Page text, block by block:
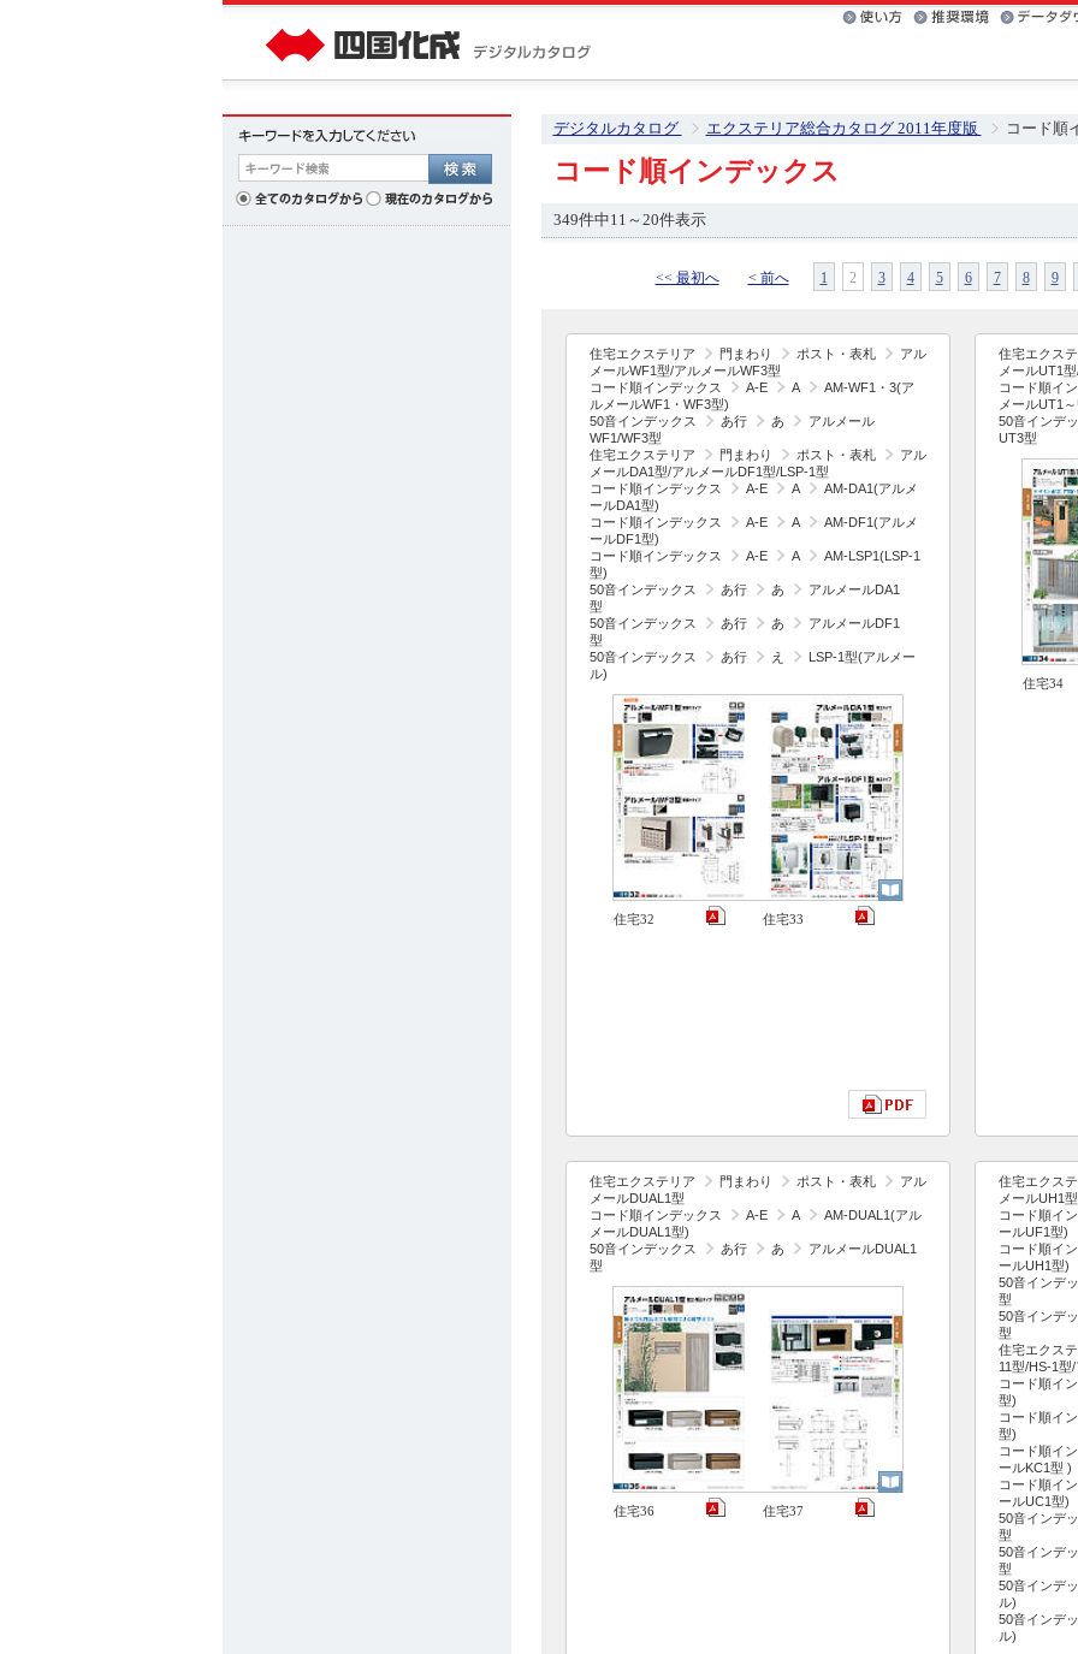
デジタルカタログ エクステリア総合カタログ 2011年度版 コード順
コード順インデックス
349件中11～20件表示
<< 最初へ < 前へ 1 2 3 4 5 6 7 8 9
住宅エクステリア 門まわり ポスト・表札
アル
メールWF1型/アルメールWF3型
コード順インデックス
A-E A
AM-WF1・3(ア
ルメールWF1・WF3型)
50音インデックス
あ行 あ
アルメール
WF1/WF3型
住宅エクステリア
門まわり ポスト・表札
アル
メールDA1型/アルメールDF1型/LSP-1型
コード順インデックス
A-E A
AM-DA1(アルメ
ールDA1型)
コード順インデックス
A-E A
AM-DF1(アルメ
ールDF1型)
コード順インデックス
A-E A
AM-LSP1(LSP-1
型)
50音インデックス
あ行 あ
アルメールDA1
型
50音インデックス
あ行 あ
アルメールDF1
型
50音インデックス
あ行 え
LSP-1型(アルメー
ル)
住宅32 住宅33
住宅エクス
メールUT1
コード順イ
メールUT1
50音インデ
UT3型
住宅34
住宅エクステリア 門まわり ポスト・表札
アル
メールDUAL1型
コード順インデックス
A-E A
AM-DUAL1(アル
メールDUAL1型)
50音インデックス
あ行 あ
アルメールDUAL1
型
住宅36 住宅37
住宅エクス
メールUH1
コード順イ
ールUF1型)
コード順イ
ールUH1型)
50音インデ
型
50音インデ
型
住宅エクス
11型/HS-1型
コード順イ
型)
コード順イ
型)
コード順イ
ールKC1型 )
コード順イ
ールUC1型)
50音インデ
型
50音インデ
型
50音インデ
ル)
50音インデ
ル)